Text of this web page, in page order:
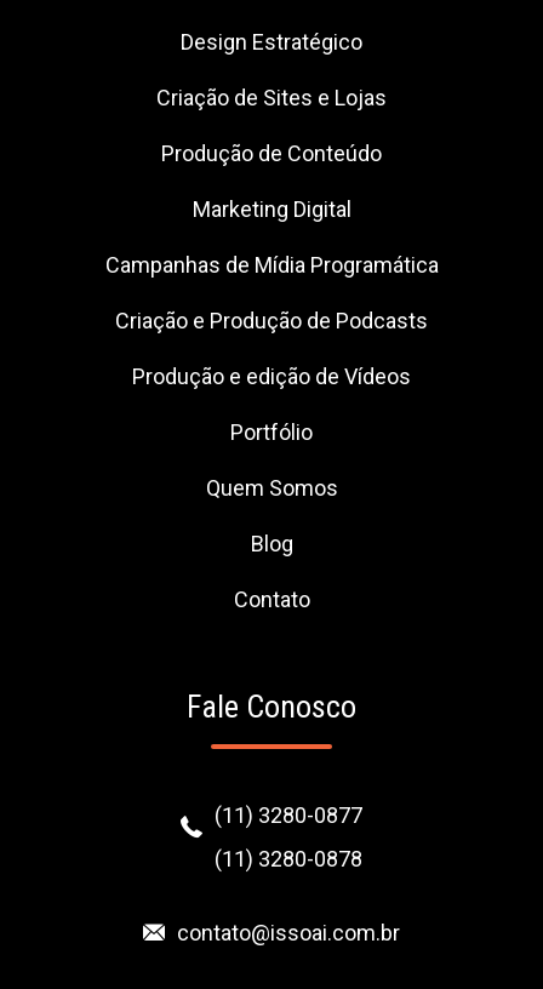
Design Estratégico
Criação de Sites e Lojas
Produção de Conteúdo
Marketing Digital
Campanhas de Mídia Programática
Criação e Produção de Podcasts
Produção e edição de Vídeos
Portfólio
Quem Somos
Blog
Contato
Fale Conosco
(11) 3280-0877
(11) 3280-0878
contato@issoai.com.br